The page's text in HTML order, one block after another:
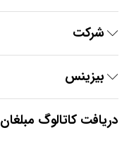
شرکت
بیزینس
دریافت کاتالوگ مبلغان